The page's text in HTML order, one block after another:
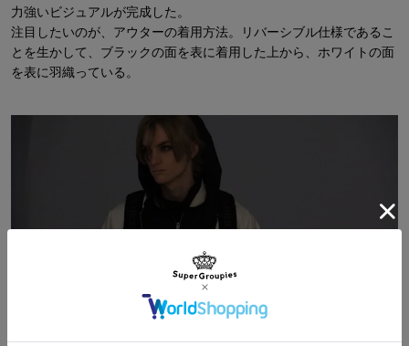
力強いビジュアルが完成した。
注目したいのが、アウターの着用方法。リバーシブル仕様であるこ
とを生かして、ブラックの面を表に着用した上から、ホワイトの面
を表に羽織っている。